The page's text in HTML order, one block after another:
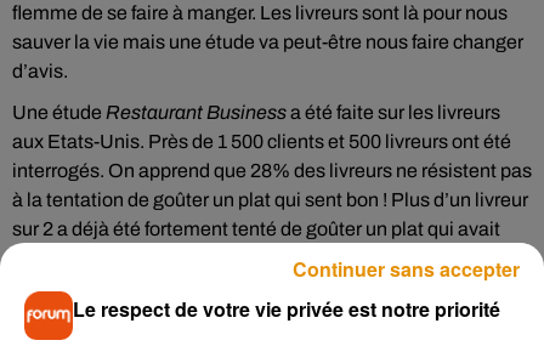
flemme de se faire à manger. Les livreurs sont là pour nous
sauver la vie mais une étude va peut-être nous faire changer
d’avis.
Une étude Restaurant Businessa été faite sur les livreurs
aux Etats-Unis. Près de 1 500 clients et 500 livreurs ont été
interrogés. On apprend que 28% des livreurs ne résistent pas
à la tentation de goûter un plat qui sent bon ! Plus d’un livreur
sur 2 a déjà été fortement tenté de goûter un plat qui avait
l’air alléchant. Enfin, 40% d’entre eux, ont révélé avoir
carrément pris une bouchée du plat de la personne à livrer.
Beaucoup de clients ne se rendent compte de rien. Mais 21%
Le respect de votre vie privée est notre priorité
Continuer sans accepter